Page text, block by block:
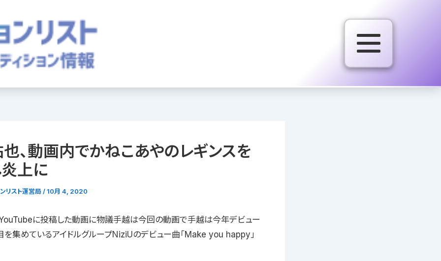
、動画内でかねこあやのレギンスを
上に
リスト運営局 /10月 4, 2020
に投稿した動画に物議手越は今回の動画で手越は今年デビュー
を集めているアイドルグループNiziUのデビュー曲「Make you happy」